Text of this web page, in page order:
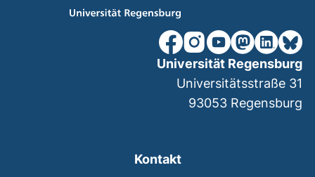
unsere Facebook-Seite
unsere Instagram-
unsere YouTube-
unsereunsere
Kontakt
Universität Regensburg
Universitätsstraße 31
93053 Regensburg